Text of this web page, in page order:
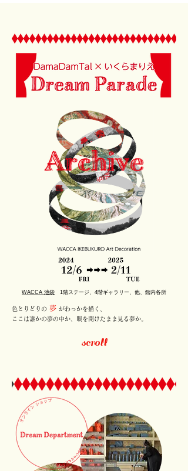
WACCA 池袋 1階ステージ、4階ギャラリー、他、館内各所
​色とりどりの 夢 がわっかを描く、
ここは誰かの夢の中か、眼を開けたまま見る夢か。
scroll